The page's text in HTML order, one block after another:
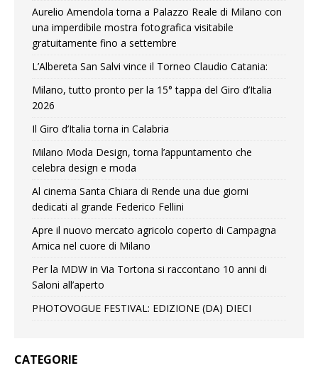
Aurelio Amendola torna a Palazzo Reale di Milano con
una imperdibile mostra fotografica visitabile
gratuitamente fino a settembre
L’Albereta San Salvi vince il Torneo Claudio Catania:
Milano, tutto pronto per la 15° tappa del Giro d’Italia
2026
Il Giro d’Italia torna in Calabria
Milano Moda Design, torna l’appuntamento che
celebra design e moda
Al cinema Santa Chiara di Rende una due giorni
dedicati al grande Federico Fellini
Apre il nuovo mercato agricolo coperto di Campagna
Amica nel cuore di Milano
Per la MDW in Via Tortona si raccontano 10 anni di
Saloni all’aperto
PHOTOVOGUE FESTIVAL: EDIZIONE (DA) DIECI
CATEGORIE